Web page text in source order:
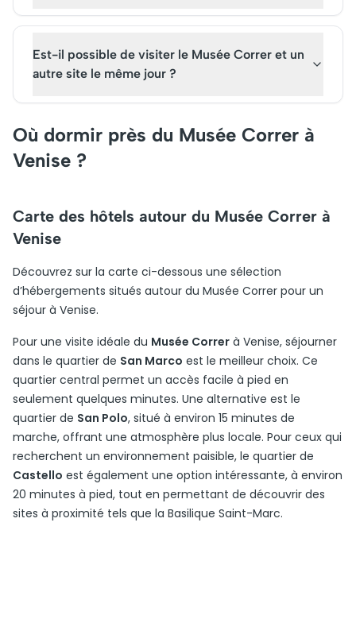
Est-il possible de visiter le Musée Correr et un
autre site le même jour ?
Où dormir près du Musée Correr à
Venise ?
Carte des hôtels autour du Musée Correr à
Venise
Découvrez sur la carte ci-dessous une sélection
d’hébergements situés autour du Musée Correr pour un
séjour à Venise.
Pour une visite idéale du Musée Correr à Venise, séjourner
dans le quartier de San Marco est le meilleur choix. Ce
quartier central permet un accès facile à pied en
seulement quelques minutes. Une alternative est le
quartier de San Polo, situé à environ 15 minutes de
marche, offrant une atmosphère plus locale. Pour ceux qui
recherchent un environnement paisible, le quartier de
Castello est également une option intéressante, à environ
20 minutes à pied, tout en permettant de découvrir des
sites à proximité tels que la Basilique Saint-Marc.